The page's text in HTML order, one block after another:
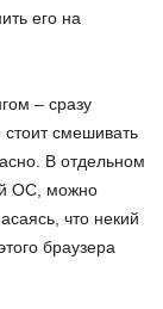
его на
– сразу
смешивать
В отдельном
ОС, можно
что некий
браузера